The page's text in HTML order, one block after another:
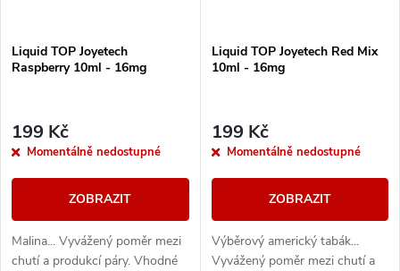
Liquid TOP Joyetech
Raspberry 10ml - 16mg
199 Kč
Momentálně nedostupné
ZOBRAZIT
Malina... Vyvážený poměr mezi
chutí a produkcí páry. Vhodné
Liquid TOP Joyetech Red Mix
10ml - 16mg
199 Kč
Momentálně nedostupné
ZOBRAZIT
Výběrový americký tabák...
Vyvážený poměr mezi chutí a